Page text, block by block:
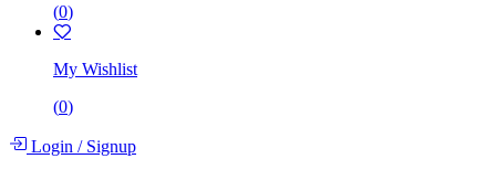
(0)
My Wishlist
(0)
Login /Signup